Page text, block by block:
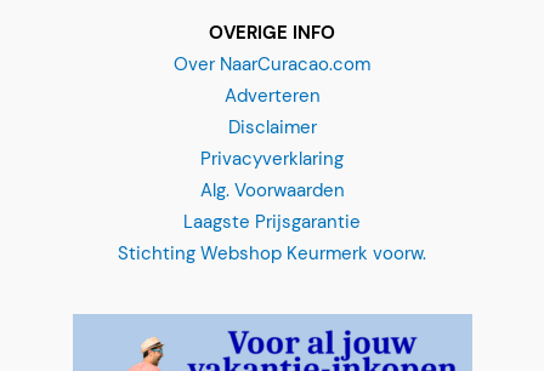
OVERIGE INFO
Over NaarCuracao.com
Adverteren
Disclaimer
Privacyverklaring
Alg. Voorwaarden
Laagste Prijsgarantie
Stichting Webshop Keurmerk voorw.